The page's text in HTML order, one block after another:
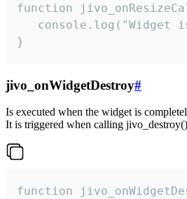
function
console.log("Widget
}
jivo_onWidgetDestroy#
Is executed when the widget is
It is triggered when calling
function